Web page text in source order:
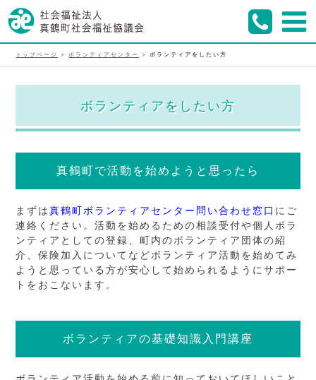
トップページ >ボランティアセンター >ボランティアをしたい方
ボランティアをしたい方
真鶴町で活動を始めようと思ったら
まずは真鶴町ボランティアセンター問い合わせ窓口 にご
連絡ください。活動を始めるための相談受付や個人ボラ
ンティアとしての登録、町内のボランティア団体の紹
介、保険加入についてなどボランティア活動を始めてみ
ようと思っている方が安心して始められるようにサポー
トをおこないます。
ボランティアの基礎知識入門講座